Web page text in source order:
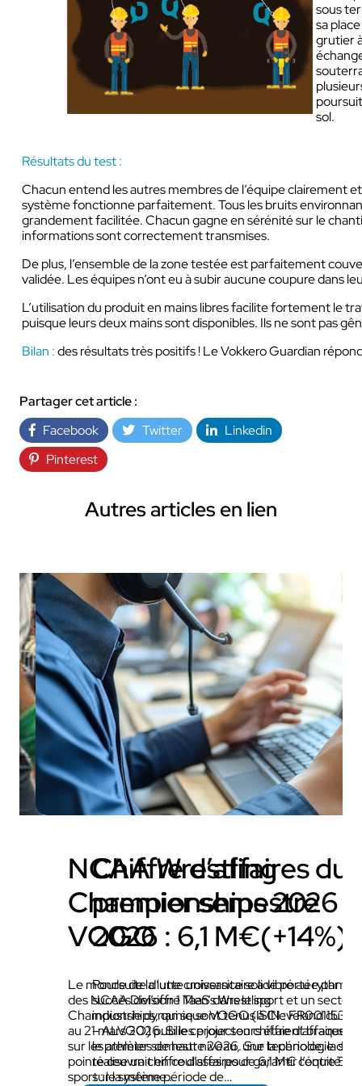
sous
sa
grutier
sol.
Résultats du test :
Chacun entend les autres membres de l’équipe clairement
système fonctionne parfaitement. Tous les bruits
grandement facilitée. Chacun gagne en sérénité sur le
informations sont correctement transmises.
De plus, l’ensemble de la zone testée est parfaitement
validée. Les équipes n’ont eu à subir aucune coupure dans
L’utilisation du produit en mains libres facilite fortement le
puisque leurs deux mains sont disponibles. Ils ne sont pas
Bilan :des résultats très positifs ! Le Vokkero Guardian
Partager cet article :
Facebook
Twitter
Linkedin
Pinterest
Autres articles en lien
NCAA Wrestling
Championships 2026 x
VOGO
Le monde de la lutte universitaire a vibré au rythme
des NCAA Division 1 Men’s Wrestling
Championships, qui se sont tenus à Cleveland du 19
au 21 mars 2026. Si les projecteurs étaient braqués
sur les athlètes de haut niveau, une technologie de
pointe œuvrait en coulisses pour garantir l’équité du
sport : le système…
Chiffre d’affaires du
premier semestre
2026 : 6,1 M€(+14%)
Poursuite d’une croissance solide portée par le
succès del’offre TaaS dans le sport et un secteur
industrie dynamique VOGO (ISIN :
– ALVGO) publie ce jour son chiffre d’affaires
le premier semestre 2026. Sur la période, la
réalise un chiffre d’affaires de 6,1 M€ contre 5,3
sur la même période de…